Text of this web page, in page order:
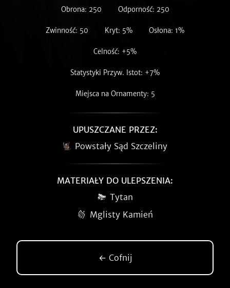
Obrona: 250 Odporność: 250
Zwinność: 50 Kryt: 5% Osłona: 1%
Celność: +5%
Statystyki Przyw. Istot: +7%
Miejsca na Ornamenty: 5
UPUSZCZANE PRZEZ:
Powstały Sąd Szczeliny
MATERIAŁY DO ULEPSZENIA:
Tytan
Mglisty Kamień
← Cofnij